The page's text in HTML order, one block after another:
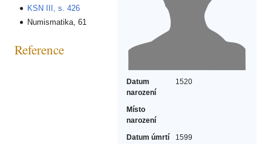
Datum
narození
1520
Místo
narození
Datum úmrtí
1599
KSN III, s. 426
Numismatika, 61
Reference